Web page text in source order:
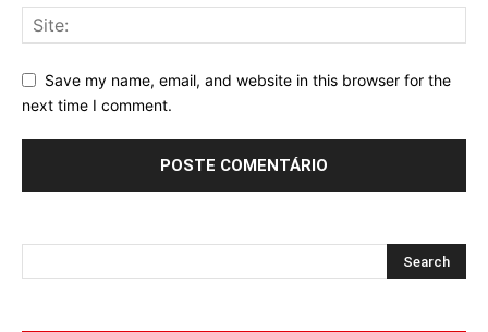
Save my name, email, and website in this browser for the
next time I comment.